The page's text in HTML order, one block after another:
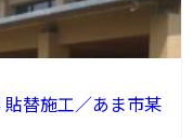
替施工／あま市某